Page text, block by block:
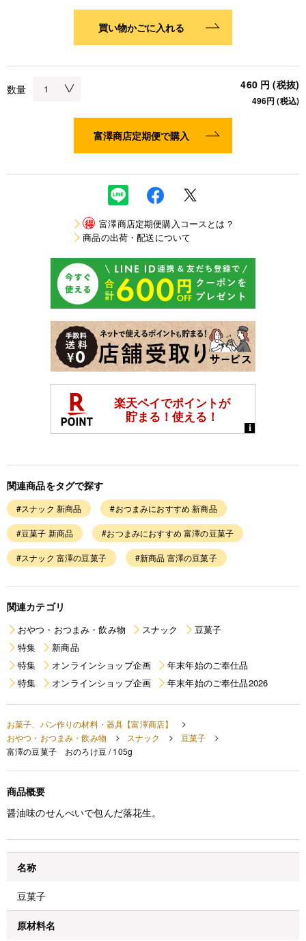
買い物かごに入れる
数量 460 円 (税抜)
496円 (税込)
富澤商店定期便で購入
得 富澤商店定期便購入コースとは？
商品の出荷・配送について
関連商品をタグで探す
#スナック 新商品 #おつまみにおすすめ 新商品
#豆菓子 新商品 #おつまみにおすすめ 富澤の豆菓子
#スナック 富澤の豆菓子 #新商品 富澤の豆菓子
関連カテゴリ
おやつ・おつまみ・飲み物 スナック
豆菓子
特集
新商品
特集
オンラインショップ企画
年末年始のご奉仕品
特集
オンラインショップ企画 年末年始のご奉仕品2026
お菓子、パン作りの材料・器具【富澤商店】
おやつ・おつまみ・飲み物
スナック
豆菓子
富澤の豆菓子 おのろけ豆 / 105g
商品概要
醤油味のせんべいで包んだ落花生。
名称
豆菓子
原材料名